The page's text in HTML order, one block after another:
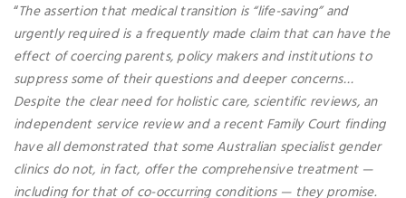
“The assertion that medical transition is “life-saving” and
urgently required is a frequently made claim that can have the
effect of coercing parents, policy makers and institutions to
suppress some of their questions and deeper concerns…
Despite the clear need for holistic care, scientific reviews, an
independent service review and a recent Family Court finding
have all demonstrated that some Australian specialist gender
clinics do not, in fact, offer the comprehensive treatment —
including for that of co-occurring conditions — they promise.